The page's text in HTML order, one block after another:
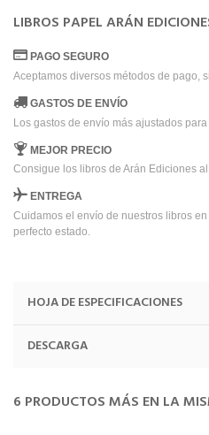
LIBROS PAPEL ARÁN
PAGO SEGURO
Aceptamos diversos métodos de pago,
GASTOS DE ENVÍO
Los gastos de envío más ajustados para
MEJOR PRECIO
Consigue los libros de Arán Ediciones
ENTREGA
Cuidamos el envío de nuestros libros
perfecto estado.
HOJA DE ESPECIFICACIONES
DESCARGA
6 PRODUCTOS MÁS EN LA